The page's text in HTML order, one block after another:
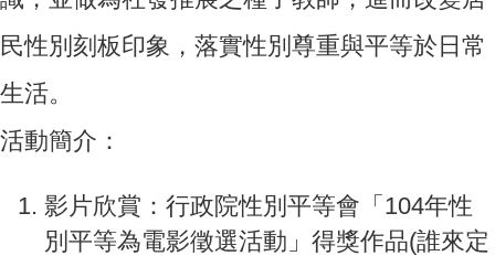
民性別刻板印象，落實性別尊重與平等於日常
生活。
活動簡介：
影片欣賞：行政院性別平等會「104年性
別平等為電影徵選活動」得獎作品(誰來定